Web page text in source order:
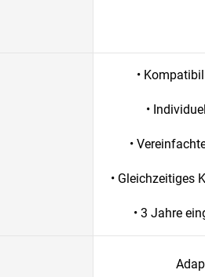
•
•
•
• Gleichzeitiges
• 3 Jahre